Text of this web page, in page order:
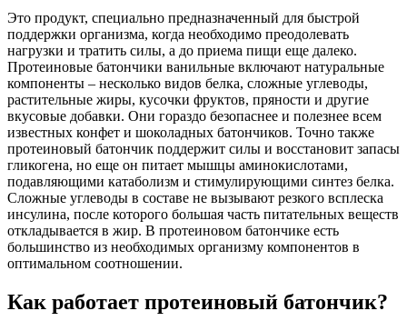
Это продукт, специально предназначенный для быстрой
поддержки организма, когда необходимо преодолевать
нагрузки и тратить силы, а до приема пищи еще далеко.
Протеиновые батончики ванильные включают натуральные
компоненты – несколько видов белка, сложные углеводы,
растительные жиры, кусочки фруктов, пряности и другие
вкусовые добавки. Они гораздо безопаснее и полезнее всем
известных конфет и шоколадных батончиков. Точно также
протеиновый батончик поддержит силы и восстановит запасы
гликогена, но еще он питает мышцы аминокислотами,
подавляющими катаболизм и стимулирующими синтез белка.
Сложные углеводы в составе не вызывают резкого всплеска
инсулина, после которого большая часть питательных веществ
откладывается в жир. В протеиновом батончике есть
большинство из необходимых организму компонентов в
оптимальном соотношении.
Как работает протеиновый батончик?